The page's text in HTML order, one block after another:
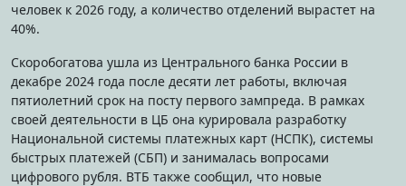
человек к 2026 году, а количество отделений вырастет на
40%.
Скоробогатова ушла из Центрального банка России в
декабре 2024 года после десяти лет работы, включая
пятиолетний срок на посту первого зампреда. В рамках
своей деятельности в ЦБ она курировала разработку
Национальной системы платежных карт (НСПК), системы
быстрых платежей (СБП) и занималась вопросами
цифрового рубля. ВТБ также сообщил, что новые